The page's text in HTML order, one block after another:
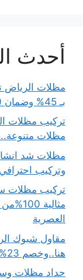
أحدث
مظلات الرياض
بـ 45% وضمان 10سنوات
مظلات
وتركيب
تركيب مظلات
العصرية
مقاول شبوك
هنا..وخصم 23% لفترة محدودة
حداد مظلات